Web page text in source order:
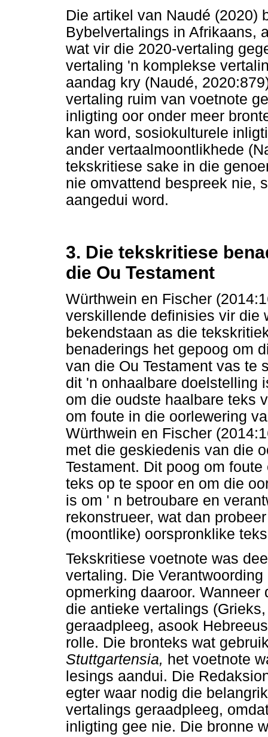
Die artikel van Naudé (2020)
Bybelvertalings in Afrikaans,
wat vir die 2020-vertaling
vertaling 'n komplekse
aandag kry (Naudé,
vertaling ruim van voetnote
inligting oor onder meer
kan word, sosiokulturele
ander vertaalmoontlikhede
tekskritiese sake in die
nie omvattend bespreek nie,
aangedui word.
3. Die tekskritiese
die Ou Testament
Würthwein en Fischer
verskillende definisies vir die
bekendstaan as die
benaderings het gepoog om
van die Ou Testament vas te
dit 'n onhaalbare doelstelling
om die oudste haalbare teks
om foute in die oorlewering
Würthwein en Fischer
met die geskiedenis van die
Testament. Dit poog om
teks op te spoor en om die
is om ' n betroubare en
rekonstrueer, wat dan
(moontlike) oorspronklike
Tekskritiese voetnote was
vertaling. Die
opmerking daaroor.
die antieke vertalings
geraadpleeg, asook
rolle. Die bronteks wat
Stuttgartensia, het voetnote
lesings aandui. Die
egter waar nodig die
vertalings geraadpleeg,
inligting gee nie. Die bronne